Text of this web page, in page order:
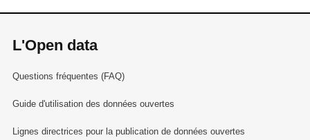
L'Open data
Questions fréquentes (FAQ)
Guide d'utilisation des données ouvertes
Lignes directrices pour la publication de données ouvertes